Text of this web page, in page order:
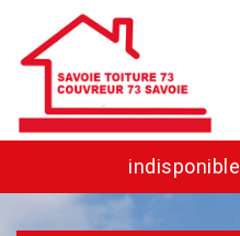
indisponible